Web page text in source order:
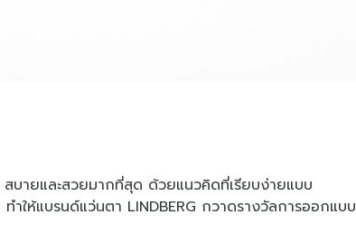
สบายและสวยมากที่สุด ด้วยแนวคิดที่เรียบง่ายแบบ
ให้แบรนด์แว่นตา LINDBERG กวาดรางวัลการออกแบบ